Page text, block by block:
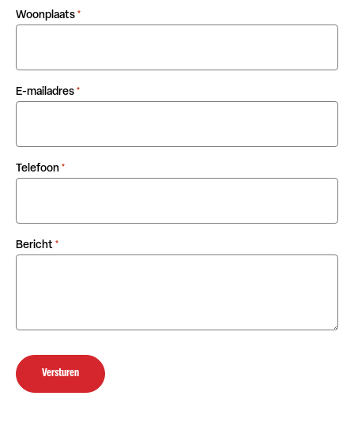
Woonplaats *
E-mailadres *
Telefoon *
Bericht *
Versturen